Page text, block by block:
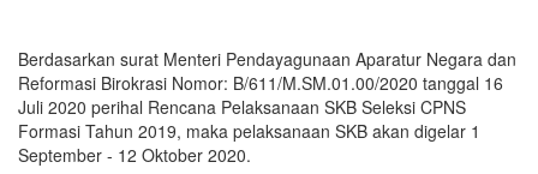
Berdasarkan surat Menteri Pendayagunaan Aparatur Negara dan
Reformasi Birokrasi Nomor: B/611/M.SM.01.00/2020 tanggal 16
Juli 2020 perihal Rencana Pelaksanaan SKB Seleksi CPNS
Formasi Tahun 2019, maka pelaksanaan SKB akan digelar 1
September - 12 Oktober 2020.